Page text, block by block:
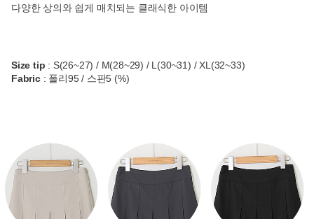
다양한 상의와 쉽게 매치되는 클래식한 아이템
Size tip : S(26~27) / M(28~29) / L(30~31) / XL(32~33)
Fabric: 폴리95 / 스판5 (%)